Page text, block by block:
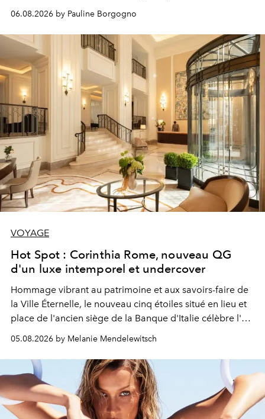
06.08.2026 by Pauline Borgogno
VOYAGE
Hot Spot : Corinthia Rome, nouveau QG
d'un luxe intemporel et undercover
Hommage vibrant au patrimoine et aux savoirs-faire de
la Ville Éternelle, le nouveau cinq étoiles situé en lieu et
place de l'ancien siège de la Banque d'Italie célèbre l'art
de vivre Romain dans toute son élégance intemporelle.
05.08.2026 by Melanie Mendelewitsch